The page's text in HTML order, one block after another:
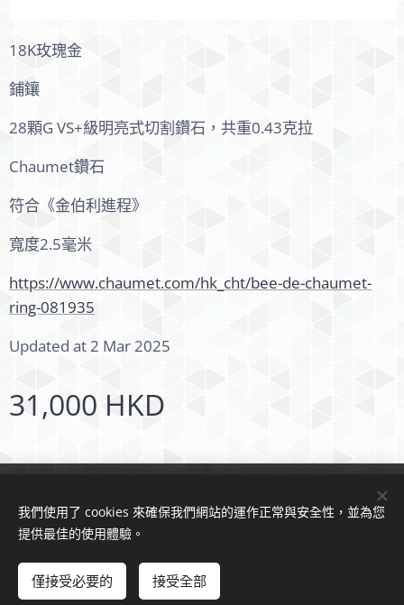
18K玫瑰金
鋪鑲
28顆G VS+級明亮式切割鑽石，共重0.43克拉
Chaumet鑽石
符合《金伯利進程》
寬度2.5毫米
https://www.chaumet.com/hk_cht/bee-de-chaumet-
ring-081935
Updated at 2 Mar 2025
31,000 HKD
新增到購物車
Cookies
我們使用了 cookies 來確保我們網站的運作正常與安全性，並為您
提供最佳的使用體驗。
僅接受必要的 接受全部